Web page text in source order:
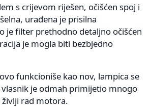
s crijevom riješen, očišćen spoj i
urađena je prisilna
je filter prethodno detaljno očišćen
je mogla biti bezbjedno
funkcioniše kao nov, lampica se
vlasnik je odmah primijetio mnogo
življi rad motora.